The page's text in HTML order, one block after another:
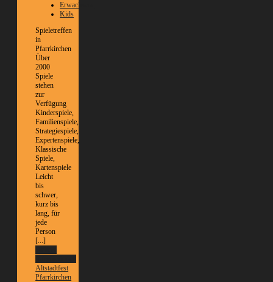
Erwachsene
Kids
Spieletreffen
in
Pfarrkirchen
Über
2000
Spiele
stehen
zur
Verfügung
Kinderspiele,
Familienspiele,
Strategiespiele,
Expertenspiele,
Klassische
Spiele,
Kartenspiele
Leicht
bis
schwer,
kurz bis
lang, für
jede
Person
[...]
Altstadtfest
Pfarrkirchen